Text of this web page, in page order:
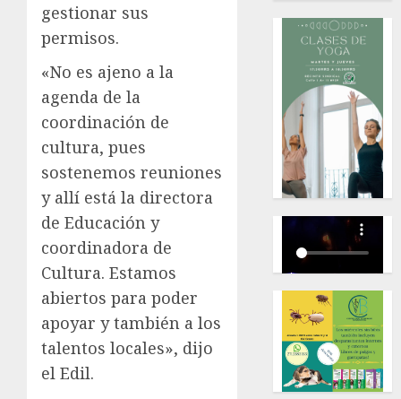
gestionar sus
permisos.
«No es ajeno a la
agenda de la
coordinación de
cultura, pues
sostenemos reuniones
y allí está la directora
de Educación y
coordinadora de
Cultura. Estamos
abiertos para poder
apoyar y también a los
talentos locales», dijo
el Edil.